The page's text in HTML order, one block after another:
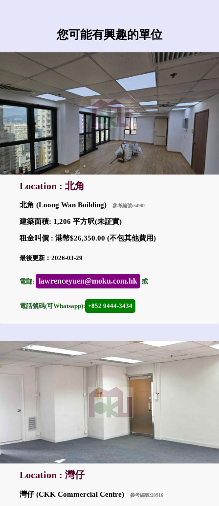
您可能有興趣的單位
Location : 北角
北角 (Loong Wan Building) 參考編號:54902
建築面積: 1,206 平方呎(未証實)
租金叫價 : 港幣$26,350.00 (不包其他費用)
最後更新︰2026-03-29
電郵: lawrenceyuen@moku.com.hk 或
電話號碼(可Whatsapp): +852 9444-3434
Location : 灣仔
灣仔 (CKK Commercial Centre) 參考編號:20916